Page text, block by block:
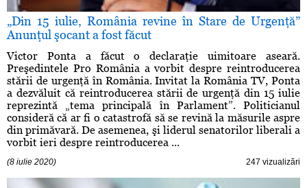
„Din 15 iulie, România revine în Stare de Urgenţă”
Anunţul şocant a fost făcut
Victor Ponta a făcut o declaraţie uimitoare aseară.
Preşedintele Pro România a vorbit despre reintroducerea
stării de urgenţă în România. Invitat la România TV, Ponta
a dezvăluit că reintroducerea stării de urgenţă din 15 iulie
reprezintă „tema principală în Parlament”. Politicianul
consideră că ar fi o catastrofă să se revină la măsurile aspre
din primăvară. De asemenea, şi liderul senatorilor liberali a
vorbit ieri despre reintroducerea ...
(8 iulie 2020) 247 vizualizări